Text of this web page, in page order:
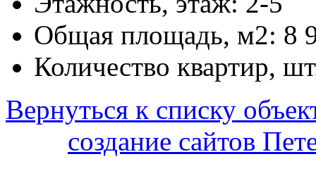
Общая площадь, м2: 8
Количество квартир,
Вернуться к списку
cоздание сайтов